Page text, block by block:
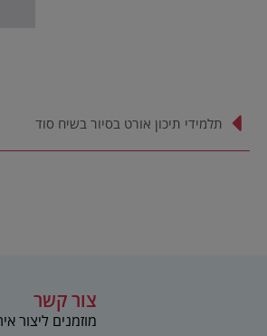
תלמידי תיכון אורט בסיור בשיח סוד
צור קשר
מוזמנים ליצור